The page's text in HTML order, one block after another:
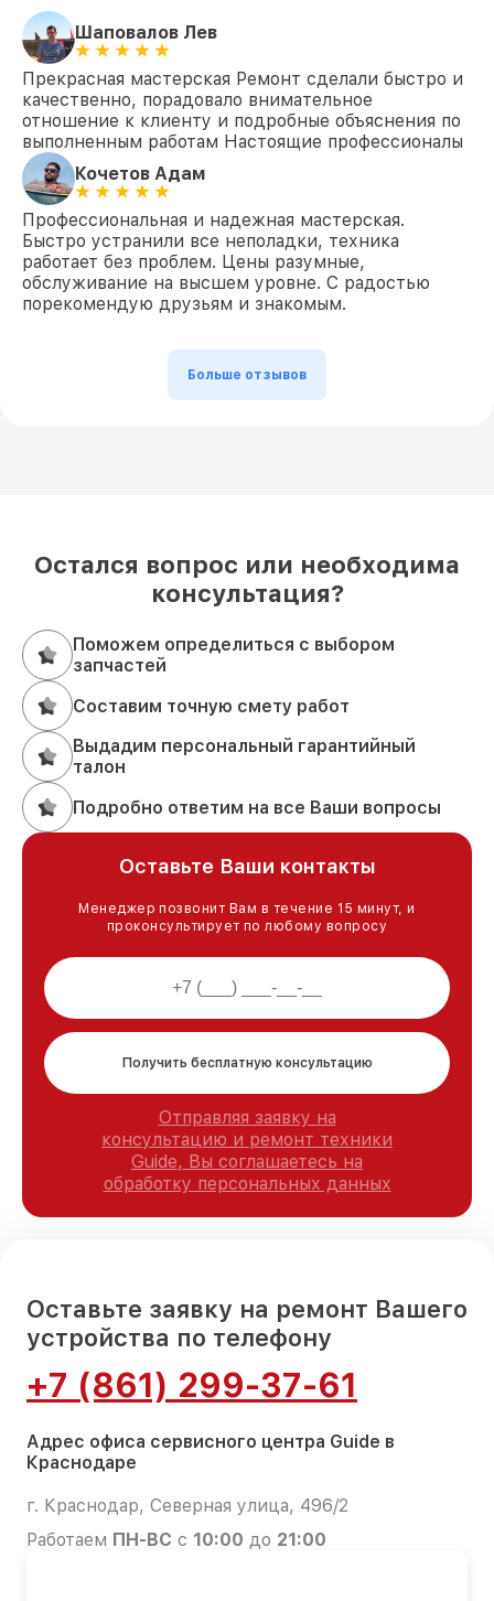
Шаповалов Лев
Прекрасная мастерская Ремонт сделали быстро и
качественно, порадовало внимательное
отношение к клиенту и подробные объяснения по
выполненным работам Настоящие профессионалы
Кочетов Адам
Профессиональная и надежная мастерская.
Быстро устранили все неполадки, техника
работает без проблем. Цены разумные,
обслуживание на высшем уровне. С радостью
порекомендую друзьям и знакомым.
Больше отзывов
Остался вопрос или необходима
консультация?
Поможем определиться с выбором
запчастей
Составим точную смету работ
Выдадим персональный гарантийный
талон
Подробно ответим на все Ваши вопросы
Оставьте Ваши контакты
Менеджер позвонит Вам в течение 15 минут, и
проконсультирует по любому вопросу
Получить бесплатную консультацию
Отправляя заявку на
консультацию и ремонт техники
Guide, Вы соглашаетесь на
обработку персональных данных
Оставьте заявку на ремонт Вашего
устройства по телефону
+7 (861) 299-37-61
Адрес офиса сервисного центра Guide в
Краснодаре
г. Краснодар, Северная улица, 496/2
Работаем ПН-ВС с 10:00 до 21:00